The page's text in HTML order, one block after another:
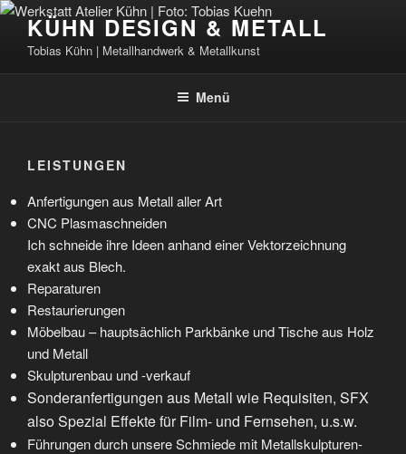
Zum
springen
KÜHN DESIGN & METALL
Tobias Kühn | Metallhandwerk & Metallkunst
Menü
LEISTUNGEN
Anfertigungen aus Metall aller Art
CNC Plasmaschneiden
Ich schneide ihre Ideen anhand einer Vektorzeichnung
exakt aus Blech.
Reparaturen
Restaurierungen
Möbelbau – hauptsächlich Parkbänke und Tische aus Holz
und Metall
Skulpturenbau und -verkauf
Sonderanfertigungen aus Metall wie Requisiten, SFX
also Spezial Effekte für Film- und Fernsehen, u.s.w.
Führungen durch unsere Schmiede mit Metallskulpturen-